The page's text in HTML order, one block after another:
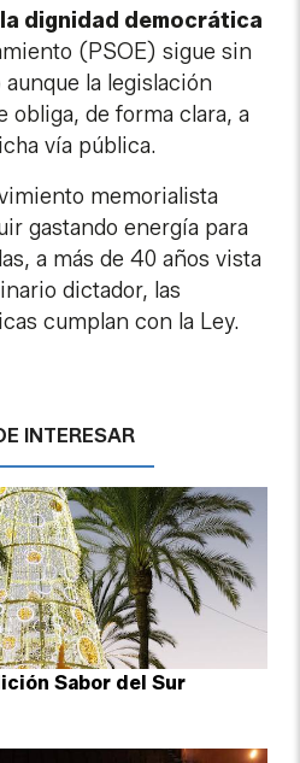
dignidad democrática
(PSOE) sigue sin
la legislación
obliga, de forma clara, a
vía pública.
memorialista
gastando energía para
a más de 40 años vista
dictador, las
cumplan con la Ley.
INTERESAR
Sabor del Sur